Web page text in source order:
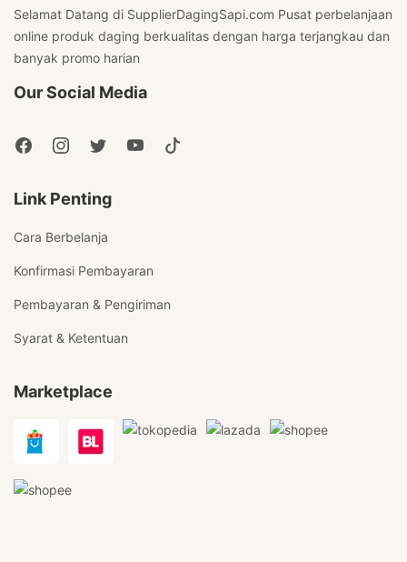
Selamat Datang di SupplierDagingSapi.com Pusat perbelanjaan
online produk daging berkualitas dengan harga terjangkau dan
banyak promo harian
Our Social Media
Link Penting
Cara Berbelanja
Konfirmasi Pembayaran
Pembayaran & Pengiriman
Syarat & Ketentuan
Marketplace